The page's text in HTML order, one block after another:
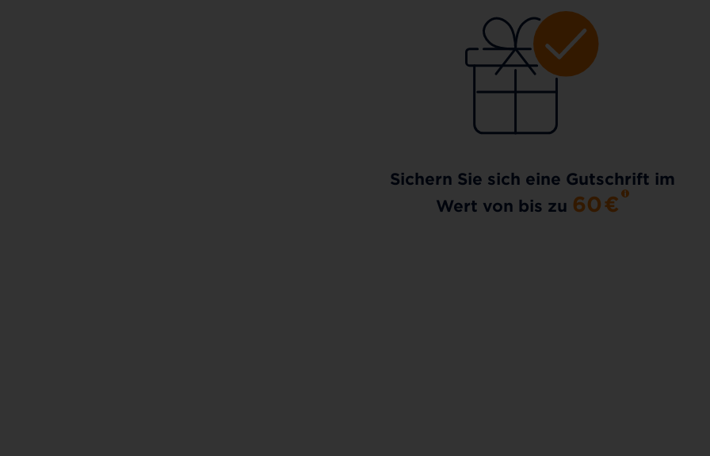
Sichern Sie sich eine Gutschrift im
Wert von bis zu 60€